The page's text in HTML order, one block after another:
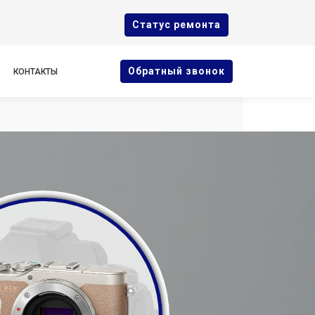
Cтатус ремонта
КОНТАКТЫ Oбратный звонок